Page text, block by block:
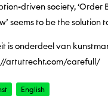
driven society, ‘Order
seems to be the solution
is onderdeel van
artutrecht.com/carefull/
English